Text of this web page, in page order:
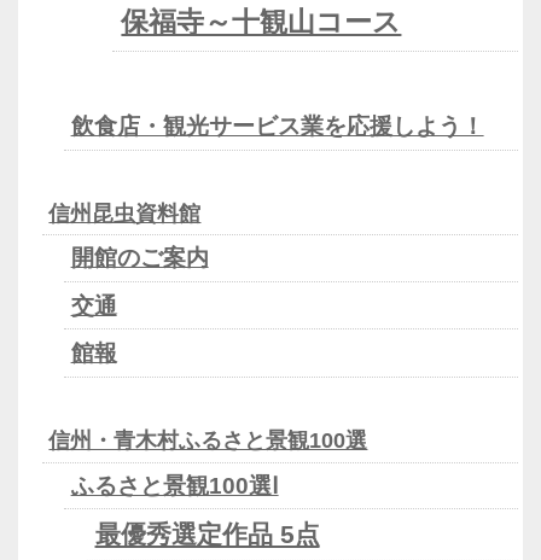
保福寺～十観山コース
飲食店・観光サービス業を応援しよう！
信州昆虫資料館
開館のご案内
交通
館報
信州・青木村ふるさと景観100選
ふるさと景観100選Ⅰ
最優秀選定作品 5点